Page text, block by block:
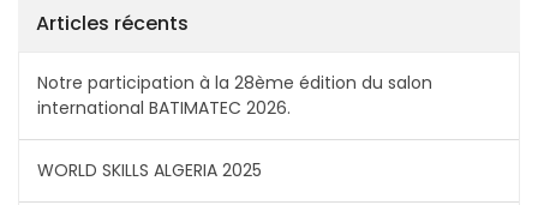
Articles récents
Notre participation à la 28ème édition du salon
international BATIMATEC 2026.
WORLD SKILLS ALGERIA 2025